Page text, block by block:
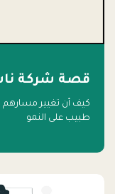
قصة شركة
كيف أن تغيير مسارهم
طبيب على النمو